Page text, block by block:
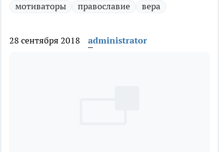
мотиваторы православие вера
28 сентября 2018 administrator